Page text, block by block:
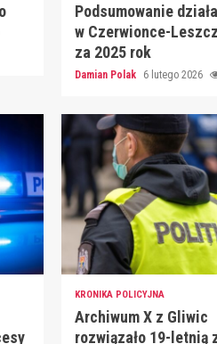
Podsumowanie
w Czerwionce-
za 2025 rok
Damian Polak 6 lutego 2026
KRONIKA POLICYJNA
Archiwum X z Gliwic
rozwiązało 19-letnią